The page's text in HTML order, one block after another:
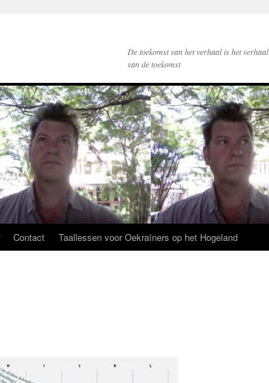
De toekomst van het verhaal is het verhaal
van de toekomst
Contact Taallessen voor Oekraïners op het Hogeland